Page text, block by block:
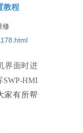
教程
修
界面时进
HMI
家有所帮